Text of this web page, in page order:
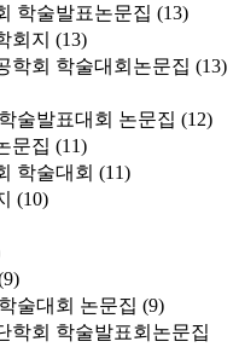
학술발표논문집 (13)
회지 (13)
학회 학술대회논문집 (13)
술발표대회 논문집 (12)
문집 (11)
학술대회 (11)
(10)
술대회 논문집 (9)
학회 학술발표회논문집